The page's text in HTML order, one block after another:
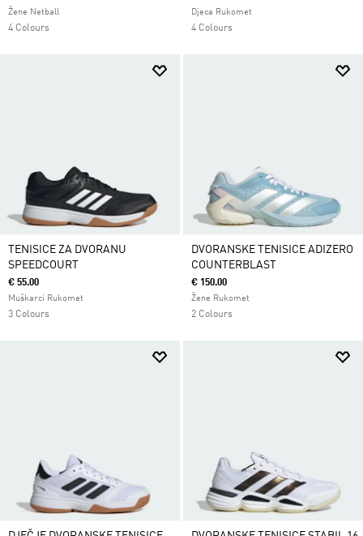
Žene Netball
4 Colours
Djeca Rukomet
4 Colours
TENISICE ZA DVORANU
SPEEDCOURT
€ 55.00
Muškarci Rukomet
3 Colours
DVORANSKE TENISICE ADIZERO
COUNTERBLAST
€ 150.00
Žene Rukomet
2 Colours